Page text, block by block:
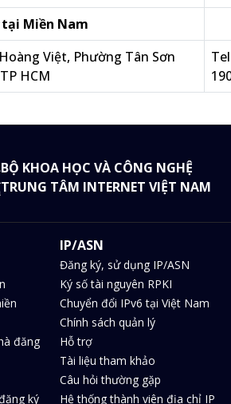
tại Miền Nam
Việt, Phường Tân Sơn
HCM
BỘ KHOA HỌC VÀ CÔNG NGHỆ
TRUNG TÂM INTERNET VIỆT NAM
đăng
ký
IP/ASN
Đăng ký, sử dụng IP/ASN
Ký số tài nguyên RPKI
Chuyển đổi IPv6 tại Việt Nam
Chính sách quản lý
Hỗ trợ
Tài liệu tham khảo
Câu hỏi thường gặp
Hệ thống thành viên địa chỉ IP